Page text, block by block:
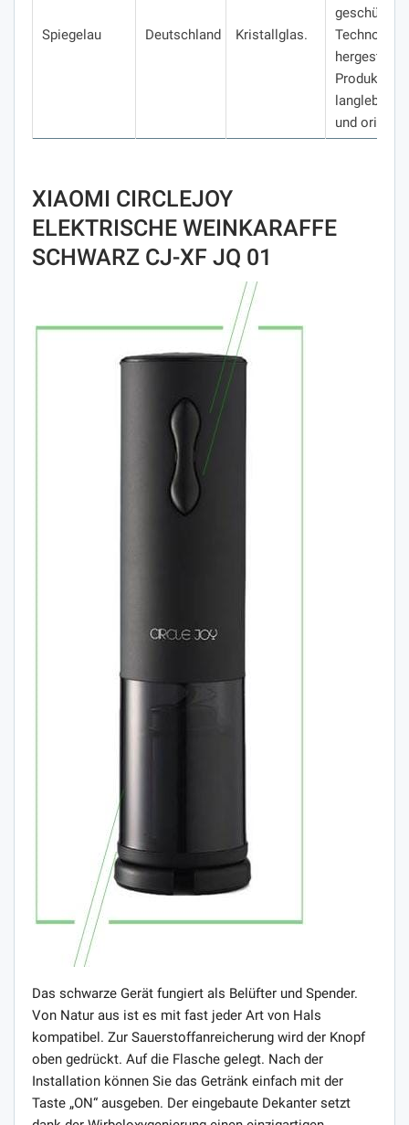
Spiegelau Deutschland Kristallglas.
geschützten
hergestellt.
Produkte
langlebig,
und
XIAOMI CIRCLEJOY
ELEKTRISCHE WEINKARAFFE
SCHWARZ CJ-XF JQ 01
Das schwarze Gerät fungiert als Belüfter und Spender.
Von Natur aus ist es mit fast jeder Art von Hals
kompatibel. Zur Sauerstoffanreicherung wird der Knopf
oben gedrückt. Auf die Flasche gelegt. Nach der
Installation können Sie das Getränk einfach mit der
Taste „ON“ ausgeben. Der eingebaute Dekanter setzt